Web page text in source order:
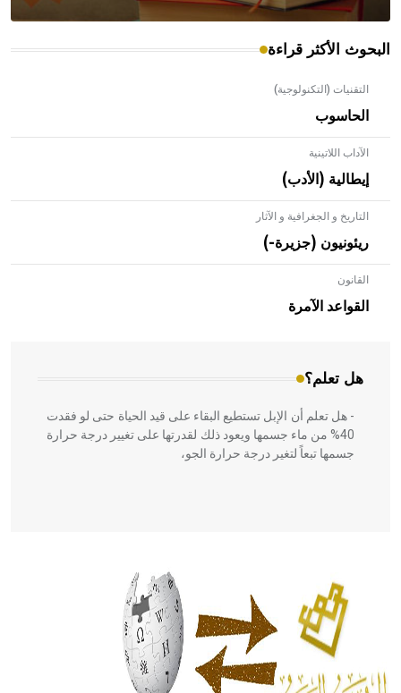
البحوث الأكثر قراءة
التقنيات (التكنولوجية)
الحاسوب
الآداب اللاتينية
إيطالية (الأدب)
التاريخ و الجغرافية و الآثار
ريئونيون (جزيرة-)
القانون
القواعد الآمرة
هل تعلم؟
- هل تعلم أن الأبلق نوع من الفنون الهندسية التي ارتبطت
بالعمارة الإسلامية في بلاد الشام ومصر خاصة، حيث يحرص
المعمار على بناء مداميكه وخاصة في الواجهات
- هل تعلم أن الإبل تستطيع البقاء على قيد الحياة حتى لو فقدت
40% من ماء جسمها ويعود ذلك لقدرتها على تغيير درجة حرارة
جسمها تبعاً لتغير درجة حرارة الجو،
الحكم، الأدلة، تنظيم التغذية، ورسالته في جروح الرأس. ويعود
له الفضل بأنه حرر الطب من الدين والفلسفة.
- هل تعلم أن المرجان إفراز حيواني يتكون في البحر ويتركب